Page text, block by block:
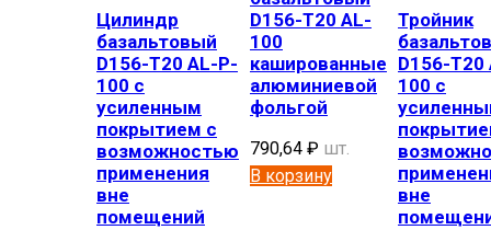
Цилиндр
базальтовый
D156-T20 AL-P-
100 с
усиленным
покрытием с
возможностью
применения
вне
помещений
D156-T20 AL-
100
кашированные
алюминиевой
фольгой
790,64 ₽ шт.
В корзину
Тройник
D156-T20
100 с
вне